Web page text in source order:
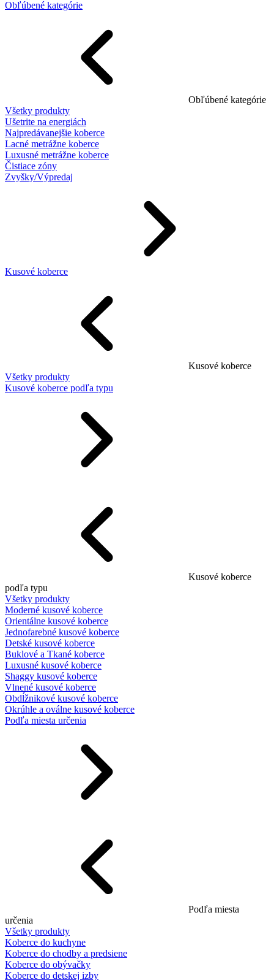
Obľúbené kategórie
Obľúbené kategórie
Všetky produkty
Ušetrite na energiách
Najpredávanejšie koberce
Lacné metrážne koberce
Luxusné metrážne koberce
Čistiace zóny
Zvyšky/Výpredaj
Kusové koberce
Kusové koberce
Všetky produkty
Kusové koberce podľa typu
Kusové koberce
podľa typu
Všetky produkty
Moderné kusové koberce
Orientálne kusové koberce
Jednofarebné kusové koberce
Detské kusové koberce
Buklové a Tkané koberce
Luxusné kusové koberce
Shaggy kusové koberce
Vlnené kusové koberce
Obdĺžnikové kusové koberce
Okrúhle a oválne kusové koberce
Podľa miesta určenia
Podľa miesta
určenia
Všetky produkty
Koberce do kuchyne
Koberce do chodby a predsiene
Koberce do obývačky
Koberce do detskej izby